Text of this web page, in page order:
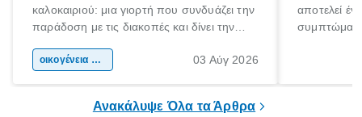
καλοκαιριού: μια γιορτή που συνδυάζει την
παράδοση με τις διακοπές και δίνει την
χώρας. Είτε πρόκειται για λίγες μέρες
οικογένεια & παιδί 03 Αύγ 2026
αποτελεί
Ανακάλυψε Όλα τα Άρθρα